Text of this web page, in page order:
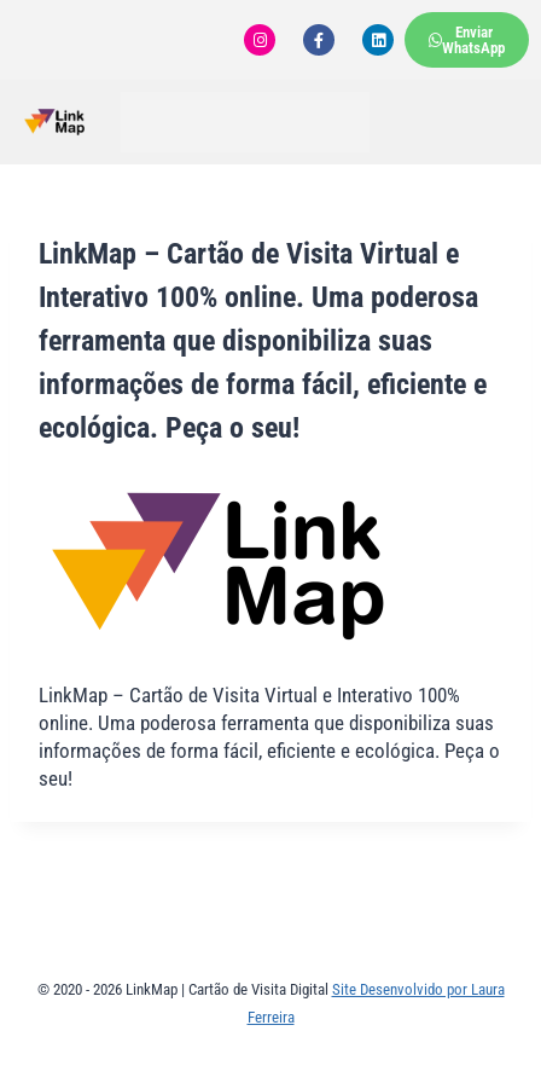
Enviar
WhatsApp
LinkMap – Cartão de Visita Virtual e
Interativo 100% online. Uma poderosa
ferramenta que disponibiliza suas
informações de forma fácil, eficiente e
ecológica. Peça o seu!
LinkMap – Cartão de Visita Virtual e Interativo 100%
online. Uma poderosa ferramenta que disponibiliza suas
informações de forma fácil, eficiente e ecológica. Peça o
seu!
© 2020 - 2026 LinkMap | Cartão de Visita Digital Site Desenvolvido por Laura
Ferreira